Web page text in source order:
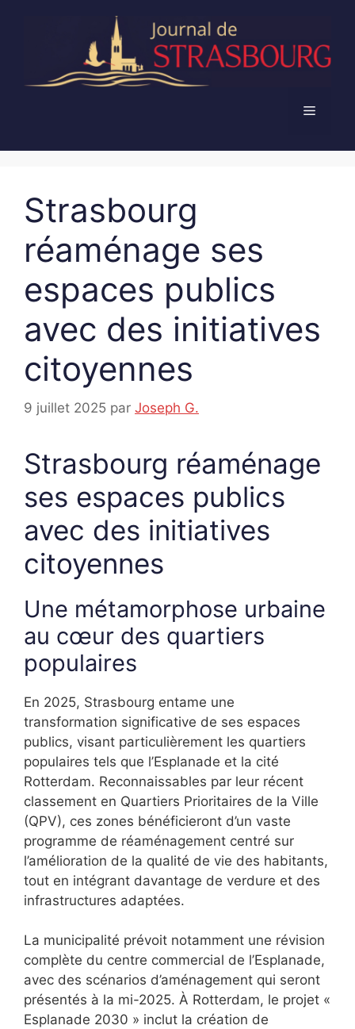
Menu
Strasbourg
réaménage ses
espaces publics
avec des initiatives
citoyennes
9 juillet 2025 par Joseph G.
Strasbourg réaménage
ses espaces publics
avec des initiatives
citoyennes
Une métamorphose urbaine
au cœur des quartiers
populaires
En 2025, Strasbourg entame une
transformation significative de ses espaces
publics, visant particulièrement les quartiers
populaires tels que l’Esplanade et la cité
Rotterdam. Reconnaissables par leur récent
classement en Quartiers Prioritaires de la Ville
(QPV), ces zones bénéficieront d’un vaste
programme de réaménagement centré sur
l’amélioration de la qualité de vie des habitants,
tout en intégrant davantage de verdure et des
infrastructures adaptées.
La municipalité prévoit notamment une révision
complète du centre commercial de l’Esplanade,
avec des scénarios d’aménagement qui seront
présentés à la mi-2025. À Rotterdam, le projet «
Esplanade 2030 » inclut la création de